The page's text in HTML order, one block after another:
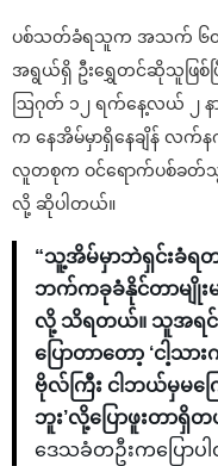
ပစ်သတ်ခံရသူက အသက် ၆၀
အရွယ်ရှိ ဦးရွှေတင်ဆိုသူဖြစ်ပ
ဩဂုတ် ၁၂ ရက်နေ့လယ် ၂ န
က နေအိမ်မှာရှိနေချိန် လက်
လူတစုက ဝင်ရောက်ပစ်ခတ်သွ
လို့ ဆိုပါတယ်။
“သူ့အိမ်မှာဘဲရှင်းခံရ
ဘက်ကခုခံနိုင်တာမျိုး
လို့ သိရတယ်။ သူအရ
ပြောတာတော့ ‘ငါ့သာ
ဗိုလ်ကြီး ငါဘယ်မှမက
ဘူး’လို့ပြောဖူးတာရှိ
ဒေသခံတဦးကပြောပ